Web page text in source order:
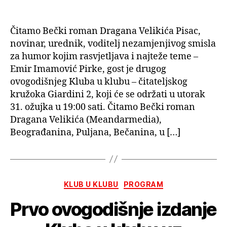
Čitamo Bečki roman Dragana Velikića Pisac,
novinar, urednik, voditelj nezamjenjivog smisla
za humor kojim rasvjetljava i najteže teme –
Emir Imamović Pirke, gost je drugog
ovogodišnjeg Kluba u klubu – čitateljskog
kružoka Giardini 2, koji će se održati u utorak
31. ožujka u 19:00 sati. Čitamo Bečki roman
Dragana Velikića (Meandarmedia),
Beograđanina, Puljana, Bečanina, u […]
Kategorije
KLUB U KLUBU PROGRAM
Prvo ovogodišnje izdanje